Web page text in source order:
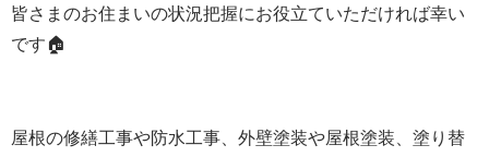
皆さまのお住まいの状況把握にお役立ていただければ幸い
です🏠
屋根の修繕工事や防水工事、外壁塗装や屋根塗装、塗り替